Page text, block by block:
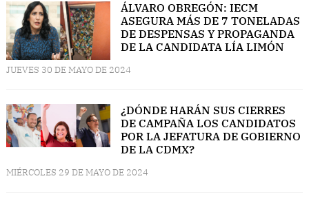
ÁLVARO OBREGÓN: IECM
ASEGURA MÁS DE 7 TONELADAS
DE DESPENSAS Y PROPAGANDA
DE LA CANDIDATA LÍA LIMÓN
JUEVES 30 DE MAYO DE 2024
¿DÓNDE HARÁN SUS CIERRES
DE CAMPAÑA LOS CANDIDATOS
POR LA JEFATURA DE GOBIERNO
DE LA CDMX?
MIÉRCOLES 29 DE MAYO DE 2024